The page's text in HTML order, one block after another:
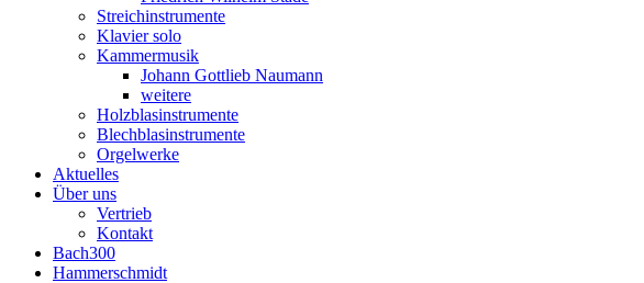
Streichinstrumente
Klavier solo
Kammermusik
Johann Gottlieb Naumann
weitere
Holzblasinstrumente
Blechblasinstrumente
Orgelwerke
Aktuelles
Über uns
Vertrieb
Kontakt
Bach300
Hammerschmidt